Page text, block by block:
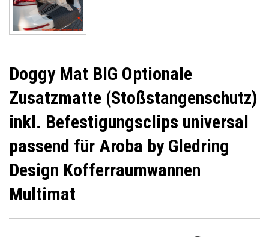
Doggy Mat BIG Optionale
Zusatzmatte (Stoßstangenschutz)
inkl. Befestigungsclips universal
passend für Aroba by Gledring
Design Kofferraumwannen
Multimat